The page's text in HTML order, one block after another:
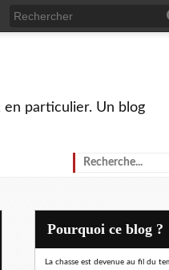
en particulier. Un blog
Pourquoi ce blog ?
La chasse est devenue au fil du